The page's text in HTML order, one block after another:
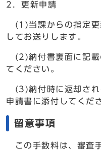
2．更新申請
(1)当課からの指定更
してお送りします。
(2)納付書裏面に記載
てください。
(3)納付時に返却され
申請書に添付してくだ
留意事項
この手数料は、審査